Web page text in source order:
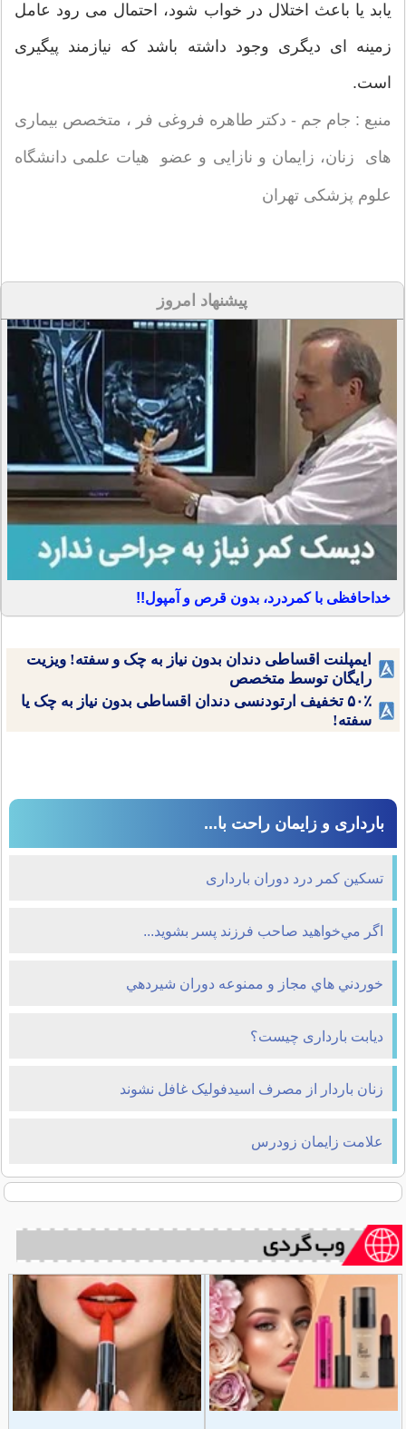
یابد یا باعث اختلال در خواب شود، احتمال می رود عامل
زمینه ای دیگری وجود داشته باشد که نیازمند پیگیری
است.
منبع : جام جم - دکتر طاهره فروغی فر ، متخصص بیماری
های زنان، زایمان و نازایی و عضو هیات علمی دانشگاه
علوم پزشکی تهران
پیشنهاد امروز
خداحافظی با کمردرد، بدون قرص و آمپول!!
ایمپلنت اقساطی دندان بدون نیاز به چک و سفته! ویزیت
رایگان توسط متخصص
۵۰٪ تخفیف ارتودنسی دندان اقساطی بدون نیاز به چک یا
سفته!
بارداری و زایمان راحت با...
تسکین کمر درد دوران بارداری
اگر مي‌خواهيد صاحب فرزند پسر بشويد...
خوردني هاي مجاز و ممنوعه دوران شيردهي
دیابت بارداری چیست؟
زنان باردار از مصرف اسیدفولیک غافل نشوند
علامت زایمان زودرس